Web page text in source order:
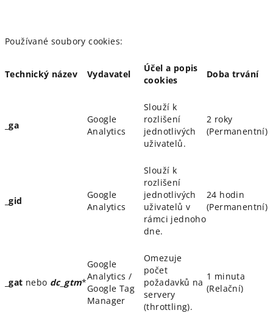
Používané soubory cookies:
Technický název Vydavatel
Účel a popis
cookies
Doba trvání
_ga
Google
Analytics
Slouží k
rozlišení
jednotlivých
uživatelů.
2 roky
(Permanentní)
_gid
Google
Analytics
Slouží k
rozlišení
jednotlivých
uživatelů v
rámci jednoho
dne.
24 hodin
(Permanentní)
_gat nebo dc_gtm*
Google
Analytics /
Google Tag
Manager
Omezuje
počet
požadavků na
servery
(throttling).
1 minuta
(Relační)